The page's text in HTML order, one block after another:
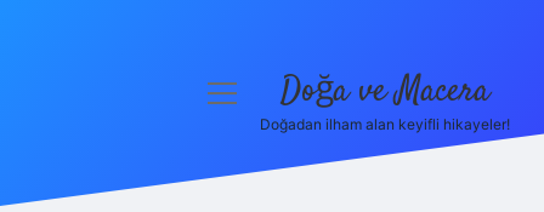
menüyü Doğa ve Macera
Doğadan ilham alan keyifli hikayeler!